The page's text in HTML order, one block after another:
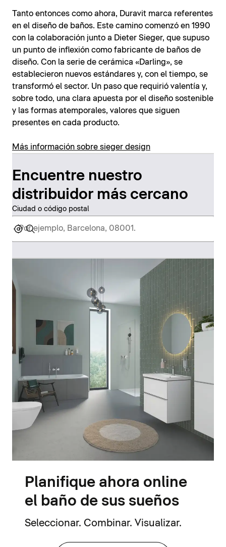
Tanto entonces como ahora, Duravit marca referentes
en el diseño de baños. Este camino comenzó en 1990
con la colaboración junto a Dieter Sieger, que supuso
un punto de inflexión como fabricante de baños de
diseño. Con la serie de cerámica «Darling», se
establecieron nuevos estándares y, con el tiempo, se
transformó el sector. Un paso que requirió valentía y,
sobre todo, una clara apuesta por el diseño sostenible
y las formas atemporales, valores que siguen
presentes en cada producto.
Más información sobre sieger design
Encuentre nuestro
distribuidor más cercano
Ciudad o código postal
Planifique ahora online
el baño de sus sueños
Seleccionar. Combinar. Visualizar.